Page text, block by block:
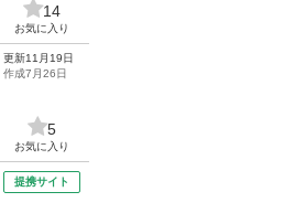
14
お気に入り
更新11月19日
作成7月26日
5
お気に入り
提携サイト